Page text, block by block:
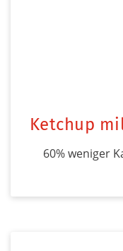
Ketchup
60% weniger